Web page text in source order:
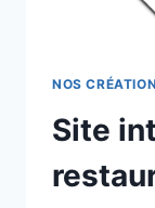
NOS
Site